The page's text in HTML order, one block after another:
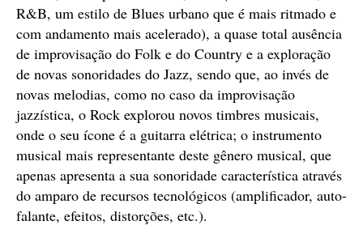
R&B, um estilo de Blues urbano que é mais ritmado e
com andamento mais acelerado), a quase total ausência
de improvisação do Folk e do Country e a exploração
de novas sonoridades do Jazz, sendo que, ao invés de
novas melodias, como no caso da improvisação
jazzística, o Rock explorou novos timbres musicais,
onde o seu ícone é a guitarra elétrica; o instrumento
musical mais representante deste gênero musical, que
apenas apresenta a sua sonoridade característica através
do amparo de recursos tecnológicos (amplificador, auto-
falante, efeitos, distorções, etc.).